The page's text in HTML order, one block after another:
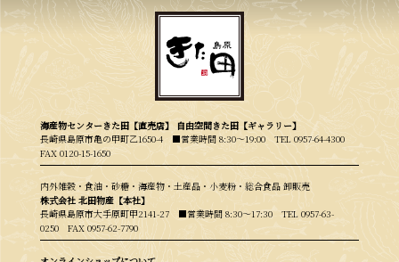
海産物センターきた田【直売店】 自由空間きた田【ギャラリー】
長崎県島原市亀の甲町乙1650-4 ■営業時間 8:30〜19:00 TEL 0957-64-4300
FAX 0120-15-1650
内外雑穀・食油・砂糖・海産物・土産品・小麦粉・総合食品 卸販売
株式会社 北田物産【本社】
長崎県島原市大手原町甲2141-27 ■営業時間 8:30〜17:30 TEL 0957-63-
0250FAX 0957-62-7790